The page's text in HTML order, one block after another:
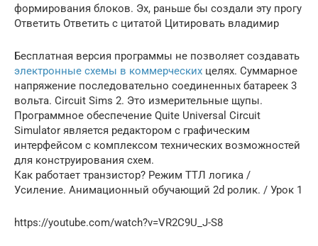
формирования блоков. Эх, раньше бы создали эту прогу
Ответить Ответить с цитатой Цитировать владимир
Бесплатная версия программы не позволяет создавать
электронные схемы в коммерческих целях. Суммарное
напряжение последовательно соединенных батареек 3
вольта. Circuit Sims 2. Это измерительные щупы.
Программное обеспечение Quite Universal Circuit
Simulator является редактором с графическим
интерфейсом с комплексом технических возможностей
для конструирования схем.
Как работает транзистор? Режим ТТЛ логика /
Усиление. Анимационный обучающий 2d ролик. / Урок 1
https://youtube.com/watch?v=VR2C9U_J-S8